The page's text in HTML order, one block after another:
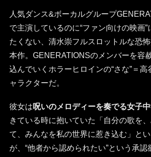
人気ダンス&ボーカルグループ
で主演しているのに“ファン向けの映画”
たくない、清水崇フルスロットルな恐
本作。GENERATIONSのメンバーを容
込んでいくホラーヒロインの“さな”＝高
ャラクターだ。
彼女は呪いのメロディーを奏でる女子
きている時に抱いていた「自分の歌を
て、みんなを私の世界に惹き込む」と
が、“他者から認められたい”という承認